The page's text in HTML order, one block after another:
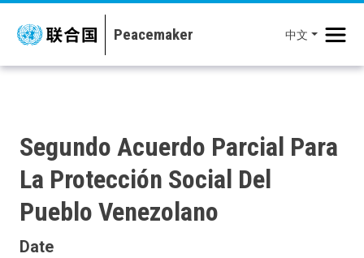
移至主內容
中文
Segundo Acuerdo Parcial Para
La Protección Social Del
Pueblo Venezolano
Date